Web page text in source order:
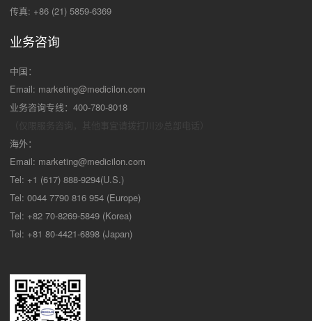
传真: +86 (21) 5859-6369
业务咨询
中国：
Email: marketing@medicilon.com
业务咨询专线：400-780-8018
海外：
Email: marketing@medicilon.com
Tel: +1 (617) 888-9294(U.S.)
Tel: 0044 7790 816 954 (Europe)
Tel: +82 70-8269-5849 (Korea)
Tel: +81 80-4421-6898 (Japan)